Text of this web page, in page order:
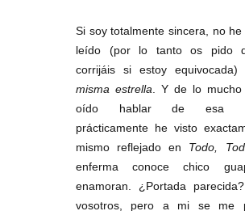
Si soy totalmente sincera, no
leído (por lo tanto os pido
corrijáis si estoy equivocada)
misma estrella. Y de lo mucho
oído hablar de esa
prácticamente he visto
mismo reflejado en Todo,
enferma conoce chico
enamoran. ¿Portada
vosotros, pero a mi se me